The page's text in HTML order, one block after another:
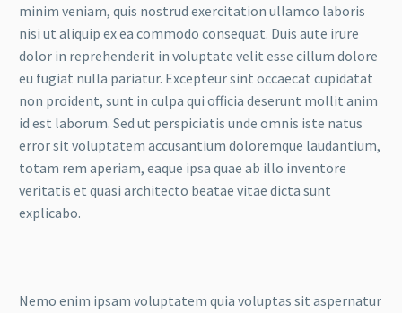
minim veniam, quis nostrud exercitation ullamco laboris
nisi ut aliquip ex ea commodo consequat. Duis aute irure
dolor in reprehenderit in voluptate velit esse cillum dolore
eu fugiat nulla pariatur. Excepteur sint occaecat cupidatat
non proident, sunt in culpa qui officia deserunt mollit anim
id est laborum. Sed ut perspiciatis unde omnis iste natus
error sit voluptatem accusantium doloremque laudantium,
totam rem aperiam, eaque ipsa quae ab illo inventore
veritatis et quasi architecto beatae vitae dicta sunt
explicabo.
Nemo enim ipsam voluptatem quia voluptas sit aspernatur